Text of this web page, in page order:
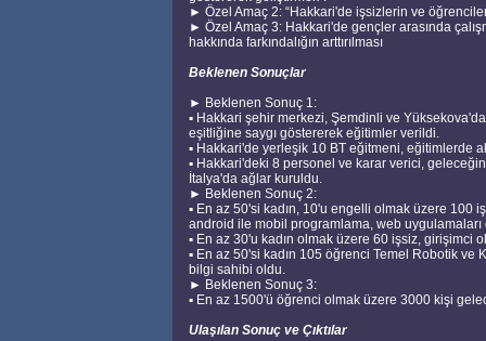
► Özel Amaç 2: “Hakkari'de işsizlerin ve
► Özel Amaç 3: Hakkari'de gençler arasında
hakkında farkındalığın arttırılması
Beklenen Sonuçlar
► Beklenen Sonuç 1:
▪ Hakkari şehir merkezi, Şemdinli ve
eşitliğine saygı göstererek eğitimler verildi.
▪ Hakkari'de yerleşik 10 BT eğitmeni, eğitimlerde
▪ Hakkari'deki 8 personel ve karar verici,
İtalya'da ağlar kuruldu.
► Beklenen Sonuç 2:
▪ En az 50'si kadın, 10'u engelli olmak üzere 100
android ile mobil programlama, web
▪ En az 30'u kadın olmak üzere 60 işsiz, girişimci
▪ En az 50'si kadın 105 öğrenci Temel Robotik
bilgi sahibi oldu.
► Beklenen Sonuç 3:
▪ En az 1500'ü öğrenci olmak üzere 3000 kişi
Ulaşılan Sonuç ve Çıktılar